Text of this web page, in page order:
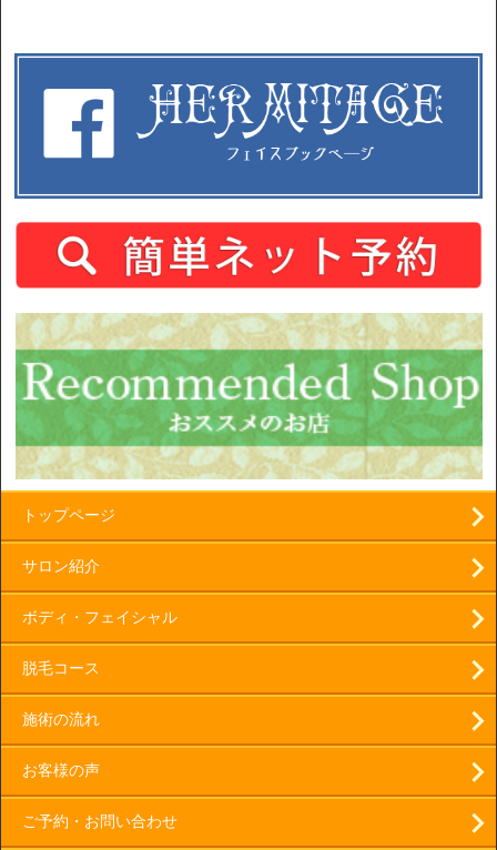
トップページ
サロン紹介
ボディ・フェイシャル
脱毛コース
施術の流れ
お客様の声
ご予約・お問い合わせ